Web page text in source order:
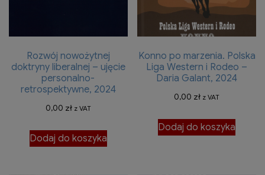
Rozwój nowożytnej
doktryny liberalnej – ujęcie
personalno-
retrospektywne, 2024
0,00 zł z VAT
Dodaj do koszyka
Konno po marzenia. Polska
Liga Western i Rodeo –
Daria Galant, 2024
0,00 zł z VAT
Dodaj do koszyka